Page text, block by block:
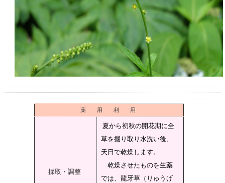
薬 用 利 用
採取・調整
夏から初秋の開花期に全
草を掘り取り水洗い後、
天日で乾燥します。
乾燥させたものを生薬
では、龍牙草（りゅうげ